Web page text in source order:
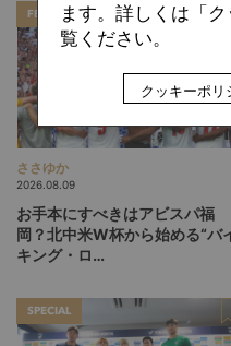
FEATURE
ささゆか
2026.08.09
お手本にすべきはアビスパ福
岡？北中米W杯から始める“バ
キング・ロ
探す旅
SPECIAL
ます。詳しくは「
覧ください。
クッキーポリ